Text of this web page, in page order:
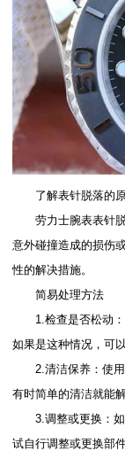
了解表针脱落的
劳力士腕表表针脱
意外碰撞造成的损伤
性的解决措施。
简易处理方法
1.检查是否松动：
如果是这种情况，可
2.清洁保养：使用
有时简单的清洁就能解
3.调整或更换：如
试自行调整或更换部